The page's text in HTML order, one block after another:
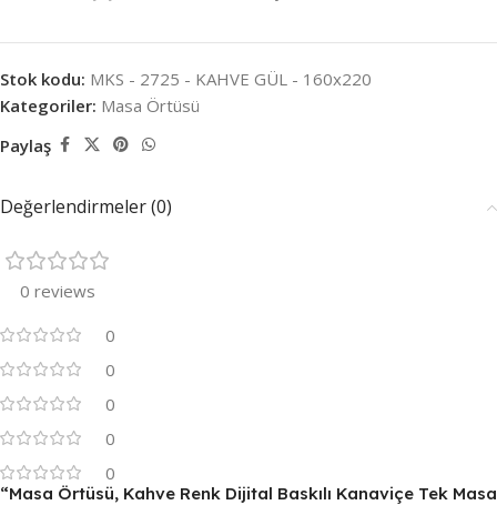
Stok kodu: MKS - 2725 - KAHVE GÜL - 160x220
Kategoriler: Masa Örtüsü
Paylaş
Değerlendirmeler (0)
0 reviews
0
0
0
0
0
“Masa Örtüsü, Kahve Renk Dijital Baskılı Kanaviçe Tek Masa